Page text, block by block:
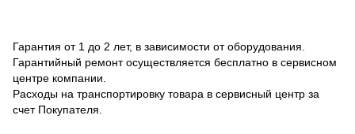
Гарантия от 1 до 2 лет, в зависимости от оборудования.
Гарантийный ремонт осуществляется бесплатно в сервисном
центре компании.
Расходы на транспортировку товара в сервисный центр за
счет Покупателя.